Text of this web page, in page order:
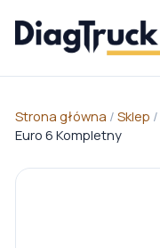
Strona główna / Sklep /
Euro 6 Kompletny